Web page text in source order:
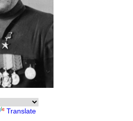
Translate